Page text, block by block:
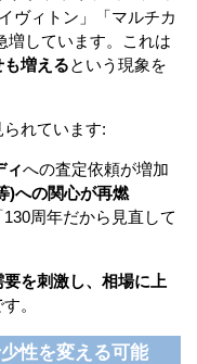
ヴィトン」「マルチカ
増しています。これは
増えるという現象を
れています:
ィへの査定依頼が増加
)への関心が再燃
130周年だから見直して
を刺激し、相場に上
。
性を変える可能